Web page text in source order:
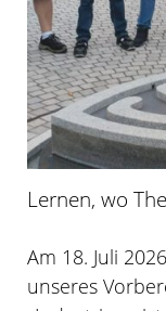
Lernen, wo
Am 18. Juli
unseres